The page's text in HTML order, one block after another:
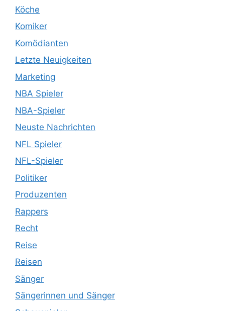
Köche
Komiker
Komödianten
Letzte Neuigkeiten
Marketing
NBA Spieler
NBA-Spieler
Neuste Nachrichten
NFL Spieler
NFL-Spieler
Politiker
Produzenten
Rappers
Recht
Reise
Reisen
Sänger
Sängerinnen und Sänger